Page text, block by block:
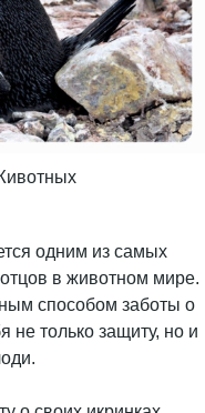
одним из самых
в животном мире.
способом заботы о
не только защиту, но и